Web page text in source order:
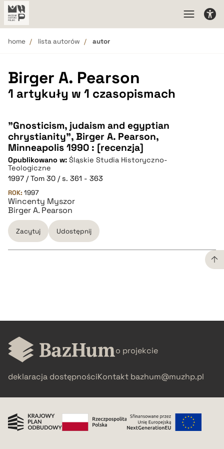
home lista autorów autor
Birger A. Pearson
1 artykuły w 1 czasopismach
"Gnosticism, judaism and egyptian
chrystianity", Birger A. Pearson,
Minneapolis 1990 : [recenzja]
Opublikowano w: Śląskie Studia Historyczno-
Teologiczne
1997 / Tom 30 / s. 361 - 363
ROK: 1997
Wincenty Myszor
Birger A. Pearson
Zacytuj Udostępnij
BIBTEX
o projekcie
deklaracja dostępnościKontakt bazhum@muzhp.pl